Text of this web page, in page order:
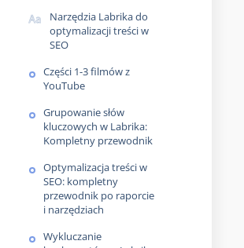
Narzędzia Labrika do
optymalizacji treści w
SEO
Części 1-3 filmów z
YouTube
Grupowanie słów
kluczowych w Labrika:
Kompletny przewodnik
Optymalizacja treści w
SEO: kompletny
przewodnik po raporcie
i narzędziach
Wykluczanie